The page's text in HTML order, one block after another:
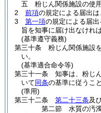
五
粉じん関係施設の使
2
前項の規定による届出
3
第一項の規定による届
旨を知事に届け出なけれ
(基準遵守義務)
第三十条
粉じん関係施設
い。
(基準適合命令等)
第三十一条
知事は、粉じ
いて同条の基準に従うこ
(準用)
第三十二条
第二十三条及
第二節
水質の汚